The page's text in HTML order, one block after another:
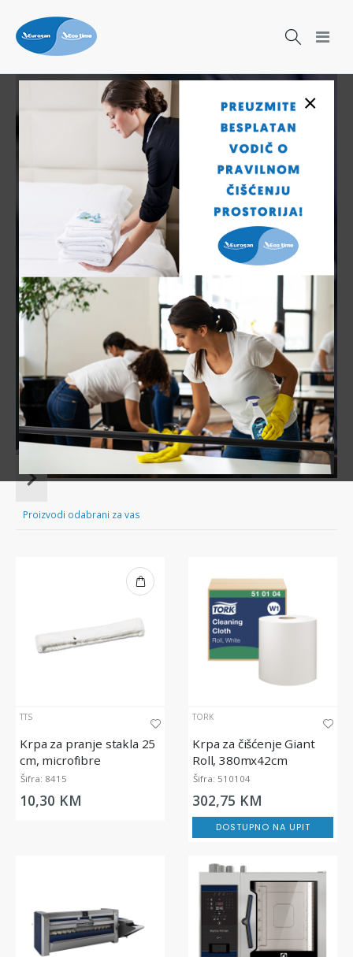
×
Čišćenje nikad nije bilo lakše!
Sve za čišćenje tvog doma nadohvat ruke!
Item
ofProizvodi odabrani za vas
TTS
Krpa za pranje stakla 25
cm, microfibre
Šifra: 8415
10,30 KM
TORK
Krpa za čišćenje Giant
Roll, 380mx42cm
Šifra: 510104
302,75 KM
DOSTUPNO NA UPIT